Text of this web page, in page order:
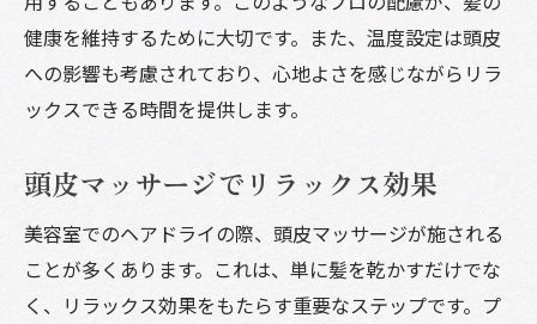
頭皮環境を整えるプロの手法
髪の長さに合わせたケア方法
エイジングケアにも対応した技術
ツヤの向上
髪の内部から感じるしっとり感
指通りが変わる髪質改善
光を受けて輝く髪の秘密
健康を維持するために大切です。また、温度設定は頭皮
への影響も考慮されており、心地よさを感じながらリラ
ックスできる時間を提供します。
頭皮マッサージでリラックス効果
美容室でのヘアドライの際、頭皮マッサージが施される
ことが多くあります。これは、単に髪を乾かすだけでな
く、リラックス効果をもたらす重要なステップです。プ